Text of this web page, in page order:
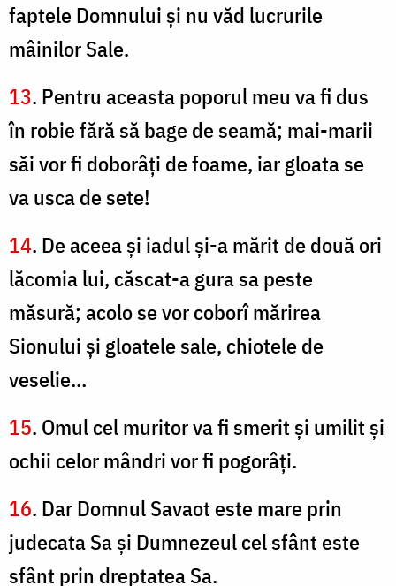
faptele Domnului şi nu văd lucrurile
mâinilor Sale.
13. Pentru aceasta poporul meu va fi dus
în robie fără să bage de seamă; mai-marii
săi vor fi doborâţi de foame, iar gloata se
va usca de sete!
14. De aceea şi iadul şi-a mărit de două ori
lăcomia lui, căscat-a gura sa peste
măsură; acolo se vor coborî mărirea
Sionului şi gloatele sale, chiotele de
veselie…
15. Omul cel muritor va fi smerit şi umilit şi
ochii celor mândri vor fi pogorâţi.
16. Dar Domnul Savaot este mare prin
judecata Sa şi Dumnezeul cel sfânt este
sfânt prin dreptatea Sa.